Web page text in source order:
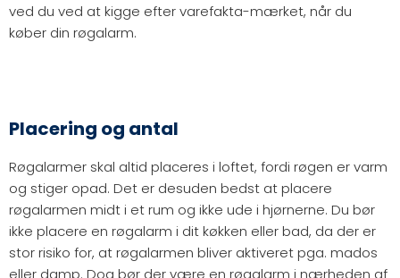
ved du ved at kigge efter varefakta-mærket, når du
køber din røgalarm.
Placering og antal
Røgalarmer skal altid placeres i loftet, fordi røgen er varm
og stiger opad. Det er desuden bedst at placere
røgalarmen midt i et rum og ikke ude i hjørnerne. Du bør
ikke placere en røgalarm i dit køkken eller bad, da der er
stor risiko for, at røgalarmen bliver aktiveret pga. mados
eller damp. Dog bør der være en røgalarm i nærheden af